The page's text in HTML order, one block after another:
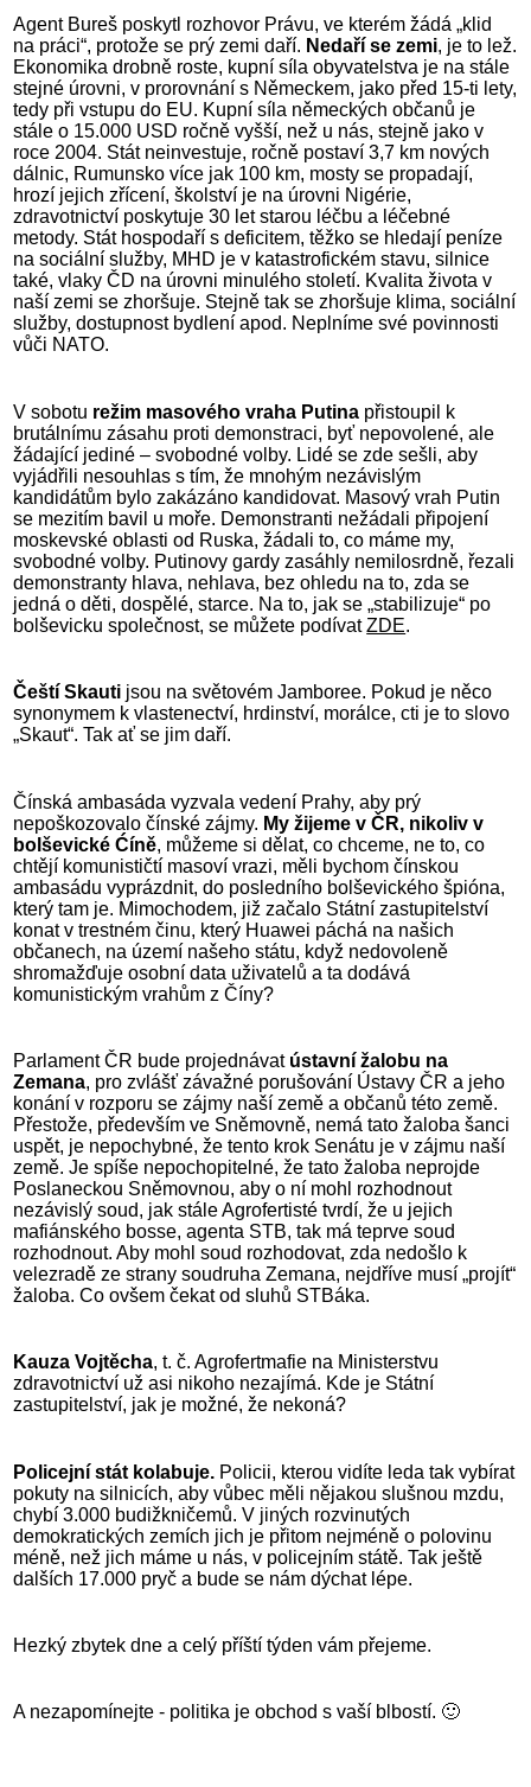
Agent Bureš poskytl rozhovor Právu, ve kterém žádá „klid
na práci“, protože se prý zemi daří. Nedaří se zemi, je to lež.
Ekonomika drobně roste, kupní síla obyvatelstva je na stále
stejné úrovni, v prorovnání s Německem, jako před 15-ti lety,
tedy při vstupu do EU. Kupní síla německých občanů je
stále o 15.000 USD ročně vyšší, než u nás, stejně jako v
roce 2004. Stát neinvestuje, ročně postaví 3,7 km nových
dálnic, Rumunsko více jak 100 km, mosty se propadají,
hrozí jejich zřícení, školství je na úrovni Nigérie,
zdravotnictví poskytuje 30 let starou léčbu a léčebné
metody. Stát hospodaří s deficitem, těžko se hledají peníze
na sociální služby, MHD je v katastrofickém stavu, silnice
také, vlaky ČD na úrovni minulého století. Kvalita života v
naší zemi se zhoršuje. Stejně tak se zhoršuje klima, sociální
služby, dostupnost bydlení apod. Neplníme své povinnosti
vůči NATO.
V sobotu režim masového vraha Putina přistoupil k
brutálnímu zásahu proti demonstraci, byť nepovolené, ale
žádající jediné – svobodné volby. Lidé se zde sešli, aby
vyjádřili nesouhlas s tím, že mnohým nezávislým
kandidátům bylo zakázáno kandidovat. Masový vrah Putin
se mezitím bavil u moře. Demonstranti nežádali připojení
moskevské oblasti od Ruska, žádali to, co máme my,
svobodné volby. Putinovy gardy zasáhly nemilosrdně, řezali
demonstranty hlava, nehlava, bez ohledu na to, zda se
jedná o děti, dospělé, starce. Na to, jak se „stabilizuje“ po
bolševicku společnost, se můžete podívatZDE.
Čeští Skauti jsou na světovém Jamboree. Pokud je něco
synonymem k vlastenectví, hrdinství, morálce, cti je to slovo
„Skaut“. Tak ať se jim daří.
Čínská ambasáda vyzvala vedení Prahy, aby prý
nepoškozovalo čínské zájmy. My žijeme v ČR, nikoliv v
bolševické Ćíně, můžeme si dělat, co chceme, ne to, co
chtějí komunističtí masoví vrazi, měli bychom čínskou
ambasádu vyprázdnit, do posledního bolševického špióna,
který tam je. Mimochodem, již začalo Státní zastupitelství
konat v trestném činu, který Huawei páchá na našich
občanech, na území našeho státu, když nedovoleně
shromažďuje osobní data uživatelů a ta dodává
komunistickým vrahům z Číny?
Parlament ČR bude projednávat ústavní žalobu na
Zemana, pro zvlášť závažné porušování Ústavy ČR a jeho
konání v rozporu se zájmy naší země a občanů této země.
Přestože, především ve Sněmovně, nemá tato žaloba šanci
uspět, je nepochybné, že tento krok Senátu je v zájmu naší
země. Je spíše nepochopitelné, že tato žaloba neprojde
Poslaneckou Sněmovnou, aby o ní mohl rozhodnout
nezávislý soud, jak stále Agrofertisté tvrdí, že u jejich
mafiánského bosse, agenta STB, tak má teprve soud
rozhodnout. Aby mohl soud rozhodovat, zda nedošlo k
velezradě ze strany soudruha Zemana, nejdříve musí „projít“
žaloba. Co ovšem čekat od sluhů STBáka.
Kauza Vojtěcha, t. č. Agrofertmafie na Ministerstvu
zdravotnictví už asi nikoho nezajímá. Kde je Státní
zastupitelství, jak je možné, že nekoná?
Policejní stát kolabuje. Policii, kterou vidíte leda tak vybírat
pokuty na silnicích, aby vůbec měli nějakou slušnou mzdu,
chybí 3.000 budižkničemů. V jiných rozvinutých
demokratických zemích jich je přitom nejméně o polovinu
méně, než jich máme u nás, v policejním státě. Tak ještě
dalších 17.000 pryč a bude se nám dýchat lépe.
Hezký zbytek dne a celý příští týden vám přejeme.
A nezapomínejte - politika je obchod s vaší blbostí. 🙂